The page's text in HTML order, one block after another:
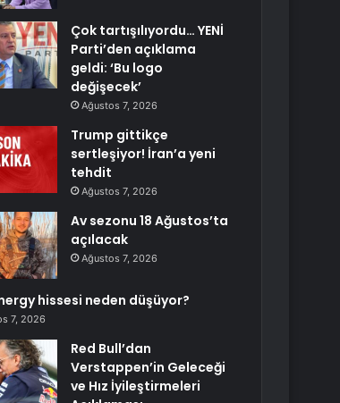
Çok tartışılıyordu… YENİ
Parti’den açıklama
geldi: ‘Bu logo
değişecek’
Ağustos 7, 2026
Trump gittikçe
sertleşiyor! İran’a yeni
tehdit
Ağustos 7, 2026
Av sezonu 18 Ağustos’ta
açılacak
Ağustos 7, 2026
hissesi neden düşüyor?
7, 2026
Red Bull’dan
Verstappen’in Geleceği
ve Hız İyileştirmeleri